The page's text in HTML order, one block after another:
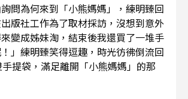
問為何來到「小熊媽媽」，練明臻回
版社工作為了取材採訪，沒想到意外
變成姊妹淘，結束後我還買了一堆手
」練明臻笑得逗趣，時光彷彿倒流回
提袋，滿足離開「小熊媽媽」的那